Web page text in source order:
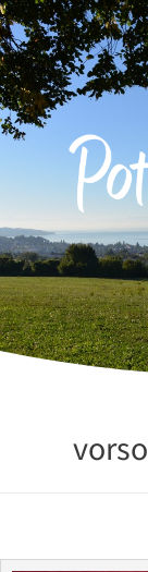
Zum
Inhalt
springen